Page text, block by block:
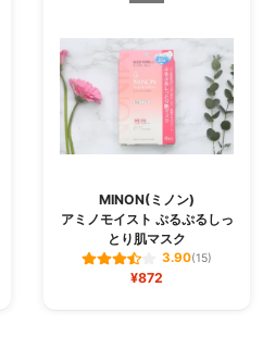
MINON(ミノン)
アミノモイスト ぷるぷるしっ
とり肌マスク
3.90(15)
¥872